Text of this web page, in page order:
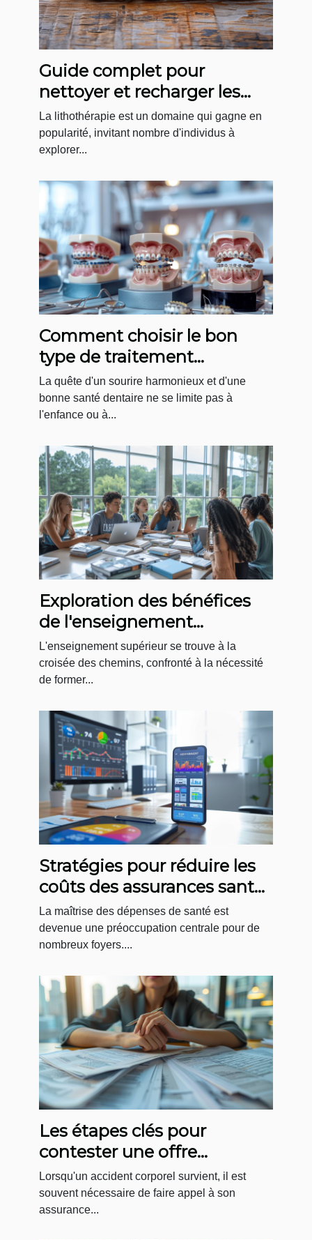
Guide complet pour
nettoyer et recharger les
pierres de bracelets
La lithothérapie est un domaine qui gagne en
popularité, invitant nombre d'individus à
explorer...
Comment choisir le bon
type de traitement
orthodontique pour adultes
La quête d'un sourire harmonieux et d'une
bonne santé dentaire ne se limite pas à
l'enfance ou à...
Exploration des bénéfices
de l'enseignement
supérieur axé sur la
transition résiliente
L'enseignement supérieur se trouve à la
croisée des chemins, confronté à la nécessité
de former...
Stratégies pour réduire les
coûts des assurances santé
grâce aux comparateurs en
ligne
La maîtrise des dépenses de santé est
devenue une préoccupation centrale pour de
nombreux foyers....
Les étapes clés pour
contester une offre
d'assurance après un
accident corporel
Lorsqu'un accident corporel survient, il est
souvent nécessaire de faire appel à son
assurance...